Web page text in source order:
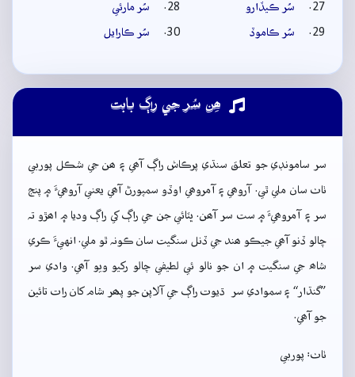
سُر ڪيڏارو
سُر مارئي
سُر ڪاموڏ
سُر ڪارايل
ھِن سُر جي راڳ بابت
سر سامونڊي جو تعلق سنڌي پرڪاش راڳ آھي ۽ ھن جي شڪل پوربي
ٺاٺ سان ملي ٿي. آروھي ۽ آمروھي اوڏو سمپورڻ آھي يعني آروھيءَ ۾ پنج
سر ۽ آمروھيءَ ۾ ست سر آھن. ڀٽائي جن جي راڳ کي راڳ وديا ۾ اھڙو تہ
چالو ڏنو آھي جيڪو ھند جي ڏنل سنگيت سان ڪونہ ٿو ملي. انهيءَ ڪري
شاھ جي سنگيت ۾ ان جو نالو ئي لطيفي چالو رکيو ويو آھي. وادي سر
”گنڌار“ ۽ سموادي سر ڌيوت راڳ جي آلاپن جو پھر شام کان رات تائين
جو آھي.
ٺاٺ: پوربي